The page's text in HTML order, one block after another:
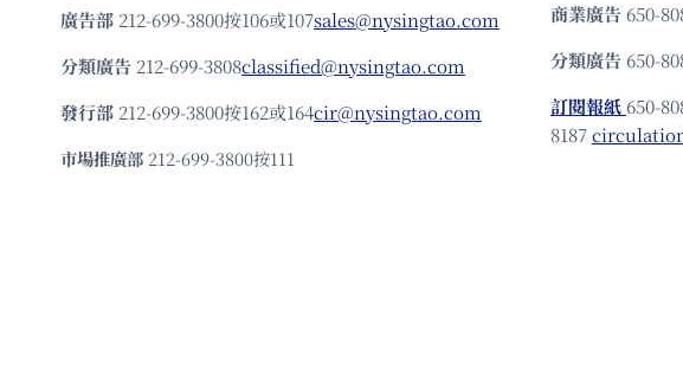
廣告部 212-699-3800按106或107sales@nysingtao.com
分類廣告 212-699-3808classified@nysingtao.com
發⾏部 212-699-3800按162或164cir@nysingtao.com
市場推廣部 212-699-3800按111
商業廣告 650-
分類廣告 650-
訂閱報紙 650-
8187